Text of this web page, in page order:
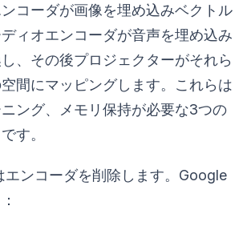
コーダが画像を埋め込みベクトル
ィオエンコーダが音声を埋め込み
、その後プロジェクターがそれら
間にマッピングします。これらは
ング、メモリ保持が必要な3つの
す。
エンコーダを削除します。Google